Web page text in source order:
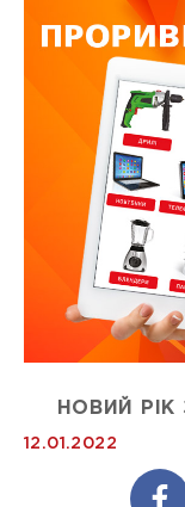
НОВИЙ
12.01.2022